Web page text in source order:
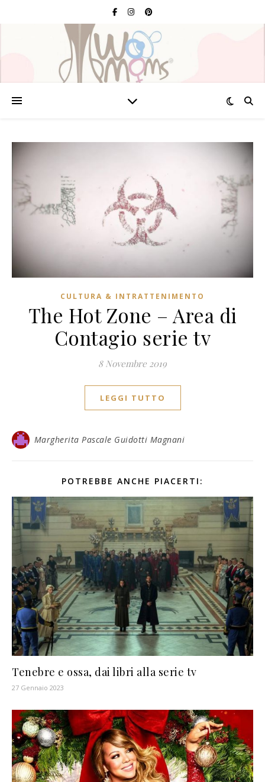
CULTURA & INTRATTENIMENTO
The Hot Zone – Area di
Contagio serie tv
8 Novembre 2019
LEGGI TUTTO
Margherita Pascale Guidotti Magnani
POTREBBE ANCHE PIACERTI:
Tenebre e ossa, dai libri alla serie tv
27 Gennaio 2023